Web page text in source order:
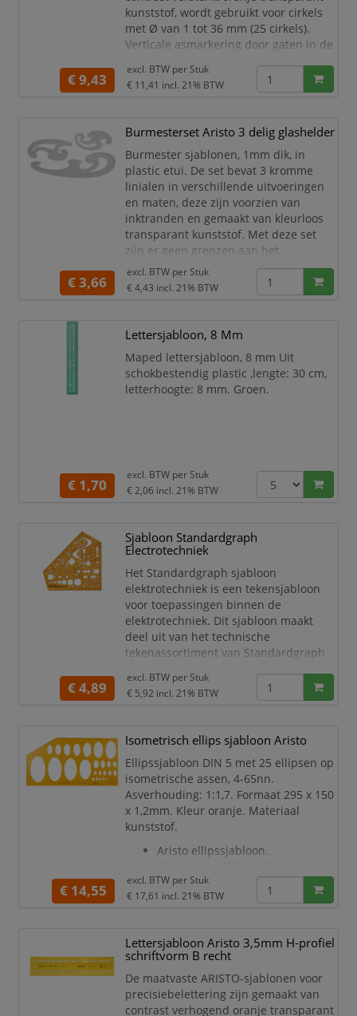
Hydraulische
bedieningselementen
Pn
kunststof, wordt gebruikt voor cirkels
met Ø van 1 tot 36 mm (25 cirkels).
Verticale asmarkering door gaten in de
inktnoppen, is de sjabloon geschikt
voor inktpennen 0,5mm, fijnliners
Aristo cirkelsjabloon.
Afmetingen: 200 x 100mm.
Gemaakt van contrastverhogend
oranje transparant kun
€ 9,43
excl. BTW per Stuk
€ 11,41 incl. 21% BTW
Burmesterset Aristo 3 delig glashelder
Burmester sjablonen, 1mm dik, in
plastic etui. De set bevat 3 kromme
linialen in verschillende uitvoeringen
en maten, deze zijn voorzien van
inktranden en gemaakt van kleurloos
transparant kunststof. Met deze set
zijn er geen grenzen aan het
boogtekenen op school, opleiding,
hobby en werk.
verschillende uitvoeringen en
maten.
Gemaakt van contrastverhogend
transparant kunststof.
€ 3,66
excl. BTW per Stuk
€ 4,43 incl. 21% BTW
Lettersjabloon, 8 Mm
Maped lettersjabloon, 8 mm Uit
schokbestendig plastic ,lengte: 30 cm,
letterhoogte: 8 mm. Groen.
€ 1,70
excl. BTW per Stuk
€ 2,06 incl. 21% BTW
Sjabloon Standardgraph
Electrotechniek
Het Standardgraph sjabloon
elektrotechniek is een tekensjabloon
voor toepassingen binnen de
elektrotechniek. Dit sjabloon maakt
deel uit van het technische
tekenassortiment van Standardgraph
technische tekeningen en schema's
met betrekking tot elektrotechnische
Uitvoering: sjabloon elektrotechniek.
Sjabloon Standardgraph
Elektrotechniek
Tekensjabloon
Voor technische tekeningen
Voor sch
€ 4,89
excl. BTW per Stuk
€ 5,92 incl. 21% BTW
Isometrisch ellips sjabloon Aristo
Ellipssjabloon DIN 5 met 25 ellipsen op
isometrische assen, 4-65nn.
Asverhouding: 1:1,7. Formaat 295 x 150
x 1,2mm. Kleur oranje. Materiaal
kunststof.
Aristo ellipssjabloon.
Gemaakt van contrastverhogend
oranje transparant kunststof.
Voldoet aan DIN 5-normen en de
normen voor microfilmen.
Met inktnoppen.
Geschikt voor inktvulpennen
0,5mm en 0,7mm, fijne en
€ 14,55
excl. BTW per Stuk
€ 17,61 incl. 21% BTW
Lettersjabloon Aristo 3,5mm H-profiel
schriftvorm B recht
De maatvaste ARISTO-sjablonen voor
precisiebelettering zijn gemaakt van
contrast verhogend oranje transparant